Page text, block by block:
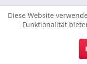
Diese Website
Funktionalität